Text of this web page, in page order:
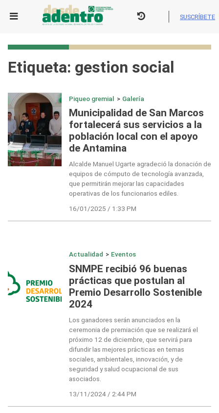
SUSCRÍBETE
Etiqueta: gestion social
Piqueo gremial > Galería
Municipalidad de San Marcos
fortalecerá sus servicios a la
población local con el apoyo
de Antamina
Alcalde Manuel Ugarte agradeció la donación de
equipos de cómputo de tecnología avanzada,
que permitirán mejorar las capacidades
operativas de los funcionarios ediles.
16/01/2025 / 1:33 PM
Actualidad > Eventos
SNMPE recibió 96 buenas
prácticas que postulan al
Premio Desarrollo Sostenible
2024
Los ganadores serán anunciados en la
ceremonia de premiación que se realizará el
próximo 12 de diciembre, que servirá para
difundir las mejores prácticas en temas
sociales, ambientales, innovación, y de
seguridad y salud ocupacional de sus
asociados.
13/11/2024 / 2:44 PM